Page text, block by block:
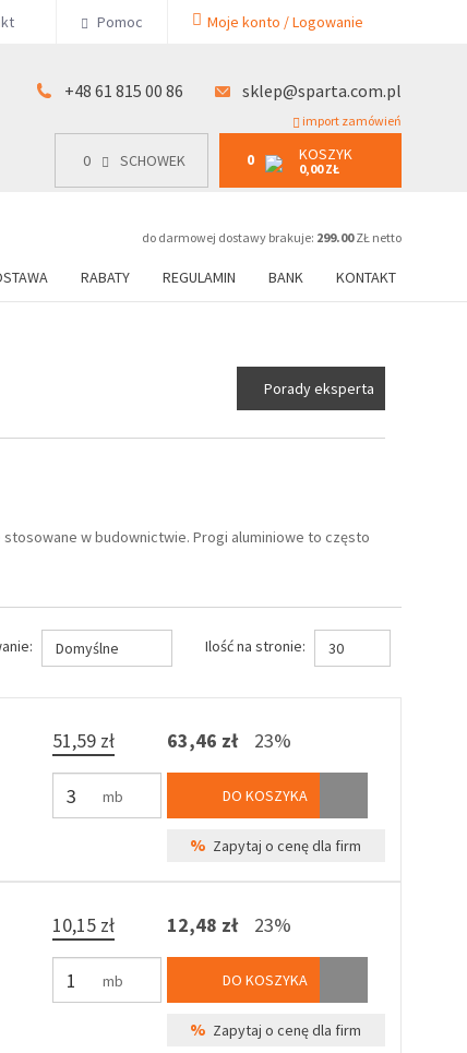
Pomoc Moje konto / Logowanie
+48 61 815 00 86 sklep@sparta.com.pl
import zamówień
0 SCHOWEK 0 KOSZYK
0,00 ZŁ
do darmowej dostawy brakuje: 299.00ZŁ netto
RABATY REGULAMIN BANK KONTAKT
0 SCHOWEK 0 KOSZYK
0,00 ZŁ
86
Porady eksperta
stosowane w budownictwie. Progi aluminiowe to często
Domyślne Ilość na stronie: 30
51,59 zł
mb
63,46 zł 23%
DO KOSZYKA
% Zapytaj o cenę dla firm
10,15 zł
mb
12,48 zł 23%
DO KOSZYKA
% Zapytaj o cenę dla firm